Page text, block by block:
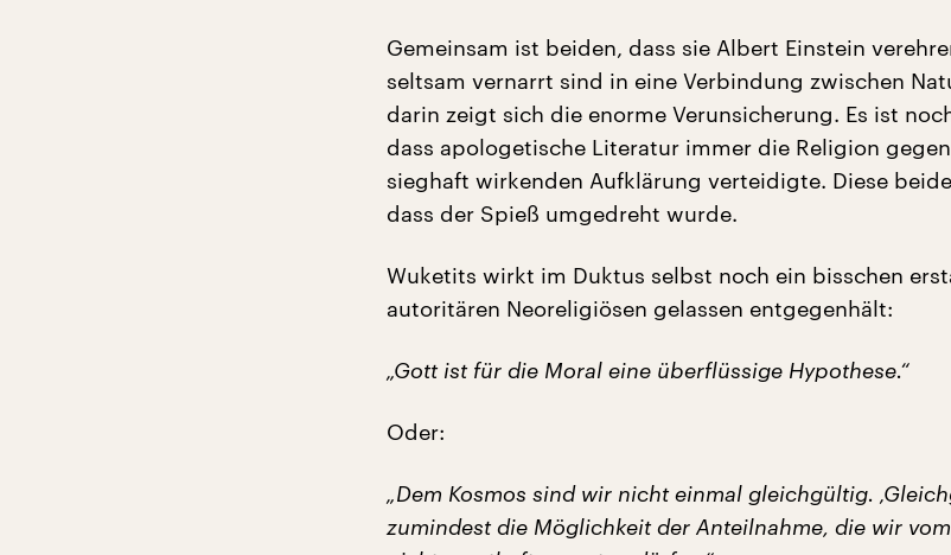
Gemeinsam ist beiden, dass sie Albert Einstein
seltsam vernarrt sind in eine Verbindung zwischen
darin zeigt sich die enorme Verunsicherung. Es ist
dass apologetische Literatur immer die Religion
sieghaft wirkenden Aufklärung verteidigte. Diese
dass der Spieß umgedreht wurde.
Wuketits wirkt im Duktus selbst noch ein bisschen
autoritären Neoreligiösen gelassen entgegenhält:
„Gott ist für die Moral eine überflüssige Hypothese.“
Oder:
„Dem Kosmos sind wir nicht einmal gleichgültig.
zumindest die Möglichkeit der Anteilnahme, die wir